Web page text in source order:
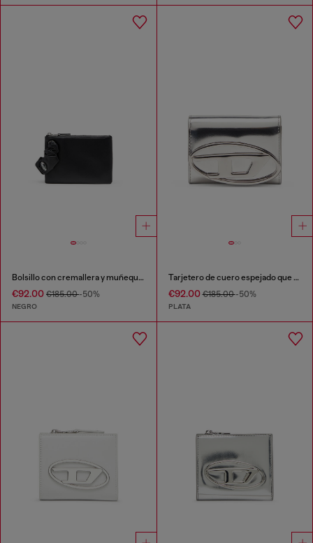
Bolsillo con cremallera y muñequera estilo scrunchie
€92.00 €185.00-50%
NEGRO
Tarjetero de cuero espejado que se pliega por la mitad
€92.00€185.00-50%
PLATA